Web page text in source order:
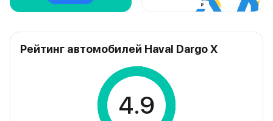
Рейтинг автомобилей Haval Dargo X
4.9